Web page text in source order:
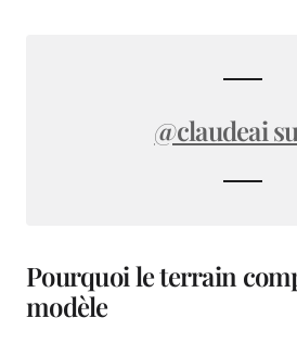
@claudeai
Pourquoi le terrain
modèle